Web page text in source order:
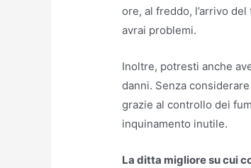
ore, al freddo, l’arrivo
avrai problemi.
Inoltre, potresti anche
danni. Senza
grazie al controllo dei
inquinamento inutile.
La ditta migliore su cui